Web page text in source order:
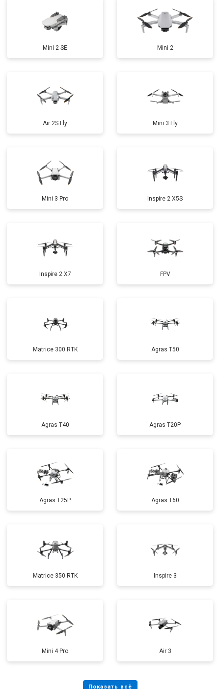
Mini 2 SE Mini 2
Air 2S Fly Mini 3 Fly
Mini 3 Pro Inspire 2 X5S
Inspire 2 X7 FPV
Matrice 300 RTK Agras T50
Agras T40 Agras T20P
Agras T25P Agras T60
Matrice 350 RTK Inspire 3
Mini 4 Pro Air 3